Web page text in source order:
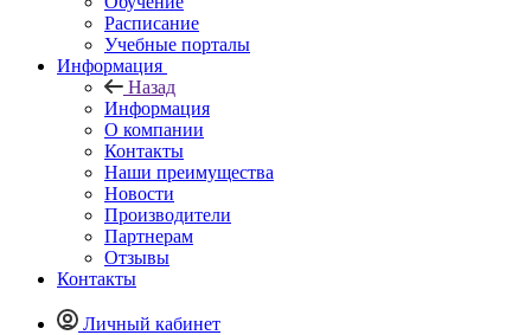
Расписание
Учебные порталы
Информация
Назад
Информация
О компании
Контакты
Наши преимущества
Новости
Производители
Партнерам
Отзывы
Контакты
Личный кабинет